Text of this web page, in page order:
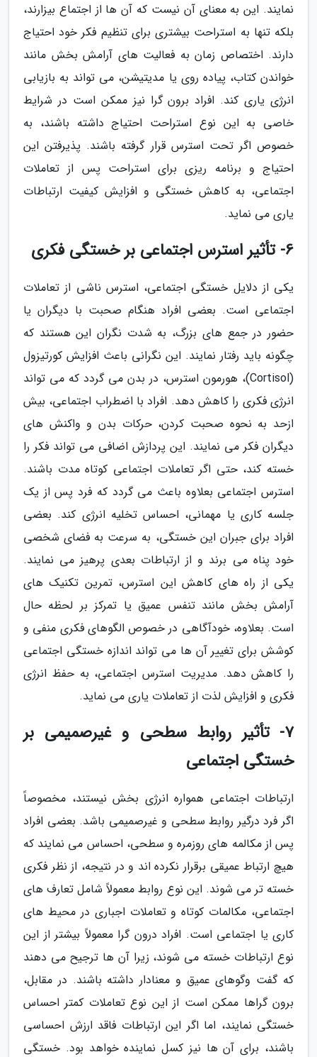
نمایند. این به معنای آن نیست که آن ها از اجتماع بیزارند،
بلکه تنها به استراحت بیشتری برای تنظیم فکر خود احتیاج
دارند. اختصاص زمان به فعالیت های آرامش بخش مانند
خواندن کتاب، پیاده روی یا مدیتیشن، می تواند به بازیابی
انرژی یاری کند. افراد برون گرا نیز ممکن است در شرایط
خاصی به این نوع استراحت احتیاج داشته باشند، به
خصوص اگر تحت استرس قرار گرفته باشند. پذیرفتن این
احتیاج و برنامه ریزی برای استراحت پس از تعاملات
اجتماعی، به کاهش خستگی و افزایش کیفیت ارتباطات
یاری می نماید.
6- تأثیر استرس اجتماعی بر خستگی فکری
یکی از دلایل خستگی اجتماعی، استرس ناشی از تعاملات
اجتماعی است. بعضی افراد هنگام صحبت با دیگران یا
حضور در جمع های بزرگ، به شدت نگران این هستند که
چگونه باید رفتار نمایند. این نگرانی باعث افزایش کورتیزول
(Cortisol)، هورمون استرس، در بدن می گردد که می تواند
انرژی فکری را کاهش دهد. افراد با اضطراب اجتماعی، بیش
ازحد به نحوه صحبت کردن، حرکات بدن و واکنش های
دیگران فکر می نمایند. این پردازش اضافی می تواند فکر را
خسته کند، حتی اگر تعاملات اجتماعی کوتاه مدت باشند.
استرس اجتماعی بعلاوه باعث می گردد که فرد پس از یک
جلسه کاری یا مهمانی، احساس تخلیه انرژی کند. بعضی
افراد برای جبران این خستگی، به سرعت به فضای شخصی
خود پناه می برند و از ارتباطات بعدی پرهیز می نمایند.
یکی از راه های کاهش این استرس، تمرین تکنیک های
آرامش بخش مانند تنفس عمیق یا تمرکز بر لحظه حال
است. بعلاوه، خودآگاهی در خصوص الگوهای فکری منفی و
کوشش برای تغییر آن ها می تواند اندازه خستگی اجتماعی
را کاهش دهد. مدیریت استرس اجتماعی، به حفظ انرژی
فکری و افزایش لذت از تعاملات یاری می نماید.
7- تأثیر روابط سطحی و غیرصمیمی بر
خستگی اجتماعی
ارتباطات اجتماعی همواره انرژی بخش نیستند، مخصوصاً
اگر فرد درگیر روابط سطحی و غیرصمیمی باشد. بعضی افراد
پس از مکالمه های روزمره و سطحی، احساس می نمایند که
هیچ ارتباط عمیقی برقرار نکرده اند و در نتیجه، از نظر فکری
خسته تر می شوند. این نوع روابط معمولاً شامل تعارف های
اجتماعی، مکالمات کوتاه و تعاملات اجباری در محیط های
کاری یا اجتماعی است. افراد درون گرا معمولاً بیشتر از این
نوع ارتباطات خسته می شوند، زیرا آن ها ترجیح می دهند
که گفت وگوهای عمیق و معنادار داشته باشند. در مقابل،
برون گراها ممکن است از این نوع تعاملات کمتر احساس
خستگی نمایند، اما اگر این ارتباطات فاقد ارزش احساسی
باشند، برای آن ها نیز کسل نماینده خواهد بود. خستگی